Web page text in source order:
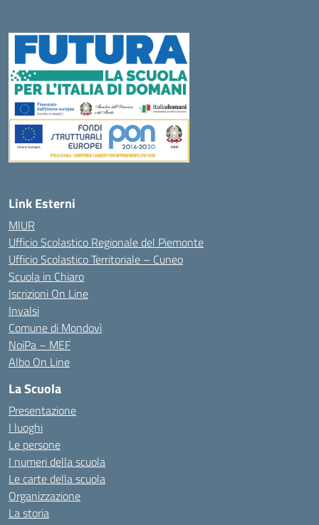
Link Esterni
MIUR
Ufficio Scolastico Regionale del Piemonte
Ufficio Scolastico Territoriale – Cuneo
Scuola in Chiaro
Iscrizioni On Line
Invalsi
Comune di Mondovì
NoiPa – MEF
Albo On Line
La Scuola
Presentazione
I luoghi
Le persone
I numeri della scuola
Le carte della scuola
Organizzazione
La storia